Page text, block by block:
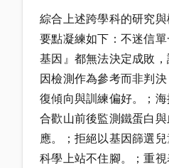
綜合上述跨學科的研究
要點凝練如下：不迷信
基因』都無法決定成敗
因檢測作為參考而非判
復傾向與訓練偏好。；
合歡山前後監測鐵蛋白
應。；拒絕以基因篩選
科學上站不住腳。；重